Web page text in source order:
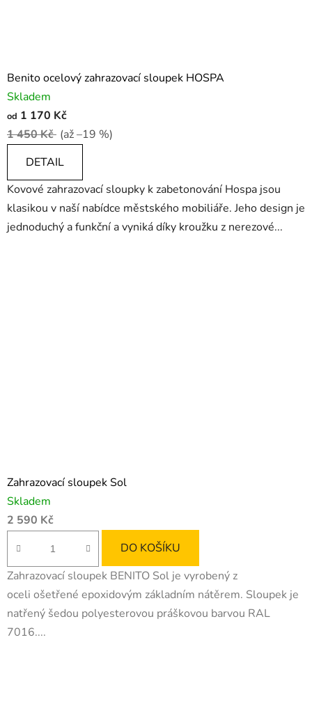
Benito ocelový zahrazovací sloupek HOSPA
Skladem
od 1 170 Kč
1 450 Kč (až –19 %)
DETAIL
Kovové zahrazovací sloupky k zabetonování Hospa jsou
klasikou v naší nabídce městského mobiliáře. Jeho design je
jednoduchý a funkční a vyniká díky kroužku z nerezové...
Zahrazovací sloupek Sol
Skladem
2 590 Kč
DO KOŠÍKU
Zahrazovací sloupek BENITO Sol je vyrobený z
oceli ošetřené epoxidovým základním nátěrem. Sloupek je
natřený šedou polyesterovou práškovou barvou RAL
7016....